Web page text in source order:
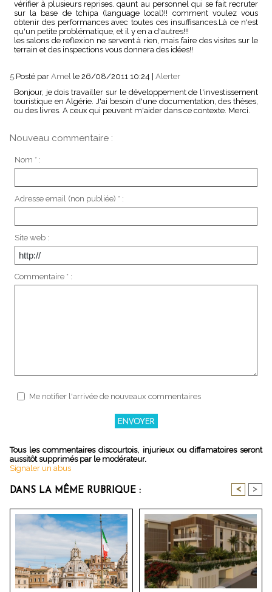
vérifier à plusieurs reprises. qaunt au personnel qui se fait recruter
sur la base de tchipa (language local)!! comment voulez vous
obtenir des performances avec toutes ces insuffisances.Là ce n'est
qu'un petite problématique, et il y en a d'autres!!!
les salons de reflexion ne servent à rien, mais faire des visites sur le
terrain et des inspections vous donnera des idées!!
5. Posté par Amel le 26/08/2011 10:24 | Alerter
Bonjour, je dois travailler sur le développement de l'investissement
touristique en Algérie. J'ai besoin d'une documentation, des thèses,
ou des livres. A ceux qui peuvent m'aider dans ce contexte. Merci.
Nouveau commentaire :
Nom * :
Adresse email (non publiée) * :
Site web :
Commentaire * :
Me notifier l'arrivée de nouveaux commentaires
Tous les commentaires discourtois, injurieux ou diffamatoires seront
aussitôt supprimés par le modérateur.
Signaler un abus
DANS LA MÊME RUBRIQUE : < >